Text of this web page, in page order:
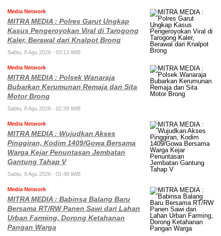
Media Network
MITRA MEDIA : Polres Garut Ungkap
Kasus Pengeroyokan Viral di Tarogong
Kaler, Berawal dari Knalpot Brong
Sabtu, 8 Agu 2026 - 03:13 WIB
Media Network
MITRA MEDIA : Polsek Wanaraja
Bubarkan Kerumunan Remaja dan Sita
Motor Brong
Sabtu, 8 Agu 2026 - 02:39 WIB
Media Network
MITRA MEDIA : Wujudkan Akses
Pinggiran, Kodim 1409/Gowa Bersama
Warga Kejar Penuntasan Jembatan
Gantung Tahap V
Sabtu, 8 Agu 2026 - 01:48 WIB
Media Network
MITRA MEDIA : Babinsa Balang Baru
Bersama RT/RW Panen Sawi dari Lahan
Urban Farming, Dorong Ketahanan
Pangan Warga